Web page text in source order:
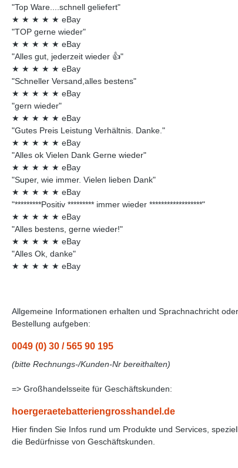
"Top Ware....schnell geliefert"
★ ★ ★ ★ ★ eBay
"TOP gerne wieder"
★ ★ ★ ★ ★ eBay
"Alles gut, jederzeit wieder 👍"
★ ★ ★ ★ ★ eBay
"Schneller Versand,alles bestens"
★ ★ ★ ★ ★ eBay
"gern wieder"
★ ★ ★ ★ ★ eBay
"Gutes Preis Leistung Verhältnis. Danke."
★ ★ ★ ★ ★ eBay
"Alles ok Vielen Dank Gerne wieder"
★ ★ ★ ★ ★ eBay
"Super, wie immer. Vielen lieben Dank"
★ ★ ★ ★ ★ eBay
"*********Positiv ********* immer wieder ******************"
★ ★ ★ ★ ★ eBay
"Alles bestens, gerne wieder!"
★ ★ ★ ★ ★ eBay
"Alles Ok, danke"
★ ★ ★ ★ ★ eBay
Allgemeine Informationen erhalten und Sprachnachricht oder
Bestellung aufgeben:
0049 (0) 30 / 565 90 195
(bitte Rechnungs-/Kunden-Nr bereithalten)
=> Großhandelsseite für Geschäftskunden:
hoergeraetebatteriengrosshandel.de
Hier finden Sie Infos rund um Produkte und Services,
die Bedürfnisse von Geschäftskunden.